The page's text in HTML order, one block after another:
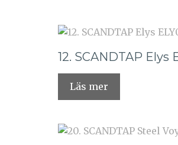
12. SCANDTAP Elys
Läs mer